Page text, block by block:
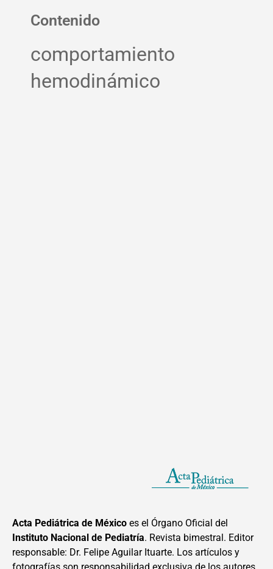
Contenido
comportamiento
hemodinámico
Acta Pediátrica de México es el Órgano Oficial del
Instituto Nacional de Pediatría. Revista bimestral. Editor
responsable: Dr. Felipe Aguilar Ituarte. Los artículos y
fotografías son responsabilidad exclusiva de los autores.